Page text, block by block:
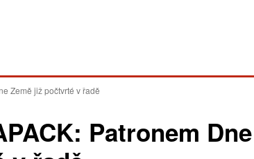
Země již počtvrté v řadě
Patronem Dne